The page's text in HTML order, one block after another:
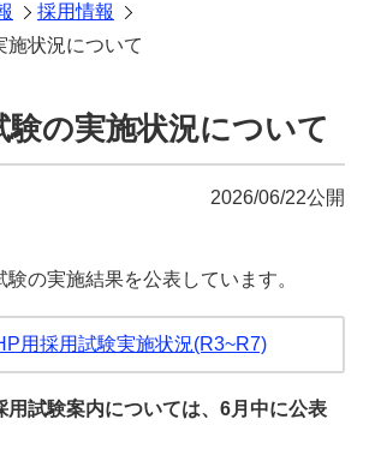
採用情報
施状況について
験の実施状況について
2026/06/22公開
の実施結果を公表しています。
用採用試験実施状況(R3~R7)
用試験案内については、6月中に公表